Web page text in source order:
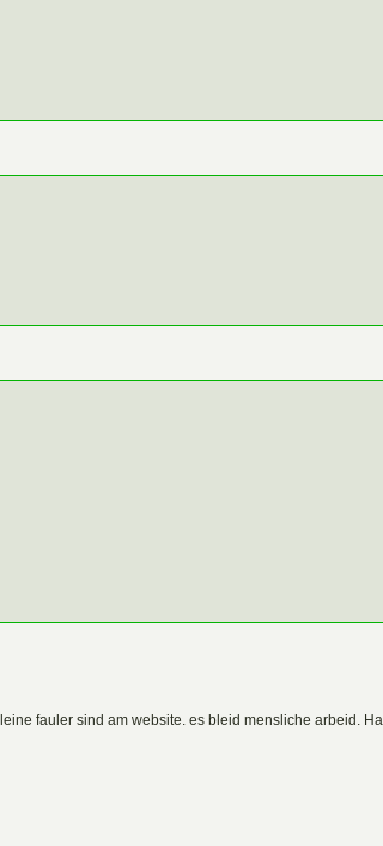
fauler sind am website. es bleid mensliche arbeid.